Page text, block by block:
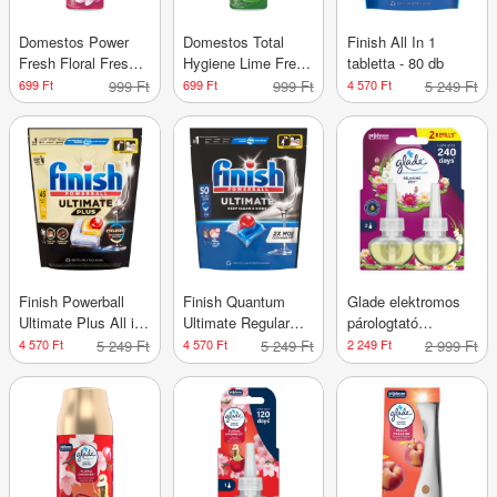
Domestos Power
Fresh Floral Fresh
WC tisztító gél -
700 ml
699 Ft 999 Ft
Domestos Total
Hygiene Lime Fresh
WC tisztító gél -
700 ml
699 Ft 999 Ft
Finish All In 1
tabletta - 80 db
4 570 Ft 5 249 Ft
Finish Powerball
Ultimate Plus All in
1 Citrom
mosogatógép
kapszula - 45 db
4 570 Ft 5 249 Ft
Finish Quantum
Ultimate Regular
mosogatótabletta -
50 db
4 570 Ft 5 249 Ft
Glade elektromos
párologtató
utántöltő 2x20 ml
/japán kert - 40 ml
2 249 Ft 2 999 Ft